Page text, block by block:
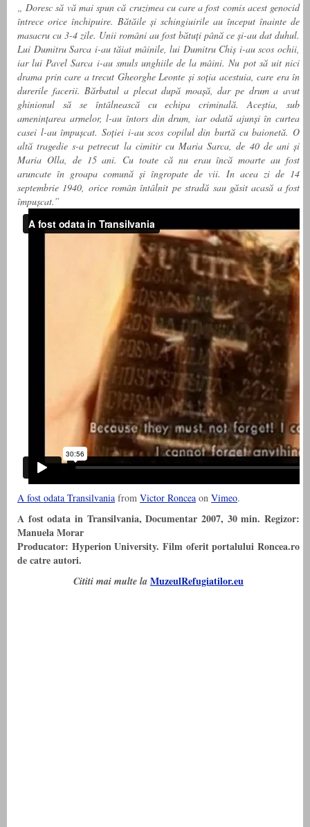
„ Doresc să vă mai spun că cruzimea cu care a fost comis acest genocid
întrece orice închipuire. Bătăile și schingiuirile au început înainte de
masacru cu 3-4 zile. Unii români au fost bătuți până ce și-au dat duhul.
Lui Dumitru Sarca i-au tăiat mâinile, lui Dumitru Chiș i-au scos ochii,
iar lui Pavel Sarca i-au smuls unghiile de la mâini. Nu pot să uit nici
drama prin care a trecut Gheorghe Leonte și soția acestuia, care era în
durerile facerii. Bărbatul a plecat după moașă, dar pe drum a avut
ghinionul să se întâlnească cu echipa criminală. Aceștia, sub
amenințarea armelor, l-au întors din drum, iar odată ajunși în curtea
casei l-au împușcat. Soției i-au scos copilul din burtă cu baionetă. O
altă tragedie s-a petrecut la cimitir cu Maria Sarca, de 40 de ani și
Maria Olla, de 15 ani. Cu toate că nu erau încă moarte au fost
aruncate în groapa comună și îngropate de vii. In acea zi de 14
septembrie 1940, orice român întâlnit pe stradă sau găsit acasă a fost
împușcat.”
A fost odata Transilvania from Victor Roncea on Vimeo.
A fost odata in Transilvania, Documentar 2007, 30 min. Regizor:
Manuela Morar
Producator: Hyperion University. Film oferit portalului Roncea.ro
de catre autori.
Cititi mai multe la MuzeulRefugiatilor.eu